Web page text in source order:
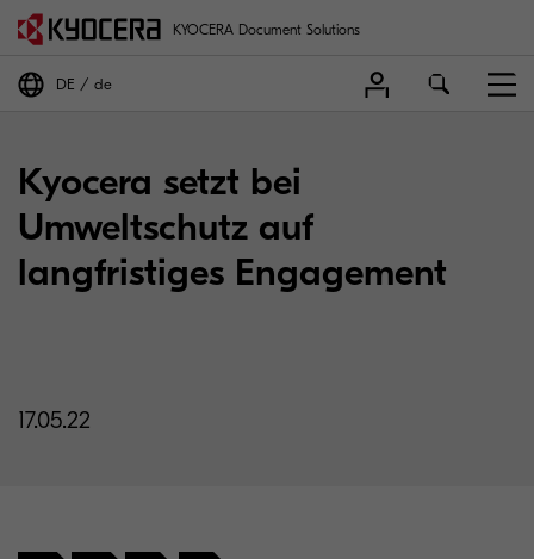
KYOCERA Document Solutions
DE de
Kyocera setzt bei
Umweltschutz auf
langfristiges Engagement
17.05.22